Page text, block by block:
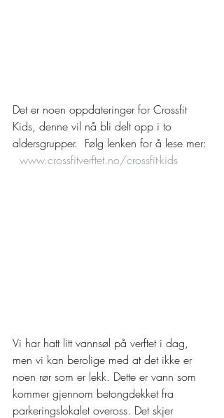
Det er noen oppdateringer for Crossfit
Kids, denne vil nå bli delt opp i to
aldersgrupper.  Følg lenken for å lese mer:
www.crossfitverftet.no/crossfit-kids
Vi har hatt litt vannsøl på verftet i dag,
men vi kan berolige med at det ikke er
noen rør som er lekk. Dette er vann som
kommer gjennom betongdekket fra
parkeringslokalet oveross. Det skjer